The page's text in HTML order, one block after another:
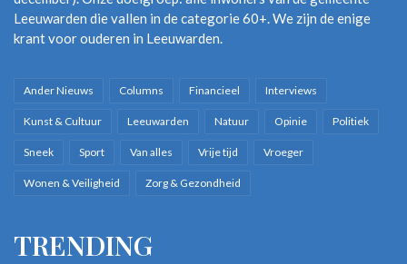
Leeuwarden die vallen in de categorie 60+. We zijn de enige
krant voor ouderen in Leeuwarden.
Ander Nieuws Columns Financieel Interviews
Kunst & Cultuur Leeuwarden Natuur Opinie Politiek
Sneek Sport Van alles Vrije tijd Vroeger
Wonen & Veiligheid Zorg & Gezondheid
TRENDING